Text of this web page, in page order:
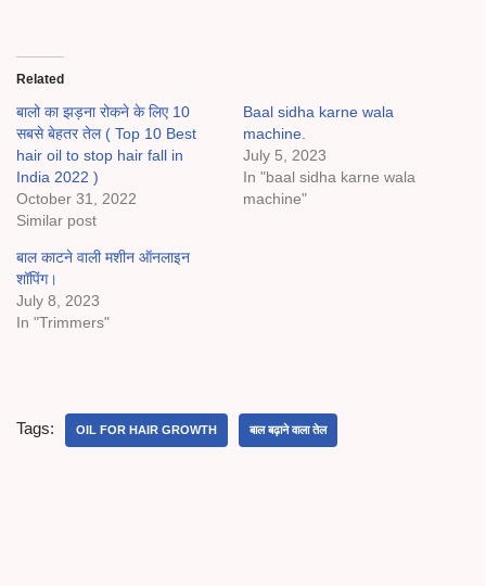
Related
बालो का झड़ना रोकने के लिए 10
सबसे बेहतर तेल ( Top 10 Best
hair oil to stop hair fall in
India 2022 )
October 31, 2022
Similar post
Baal sidha karne wala
machine.
July 5, 2023
In "baal sidha karne wala
machine"
बाल काटने वाली मशीन ऑनलाइन
शॉपिंग।
July 8, 2023
In "Trimmers"
Tags: OIL FOR HAIR GROWTH बाल बढ़ाने वाला तेल